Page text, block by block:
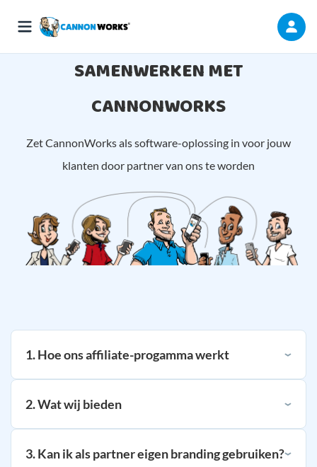
SAMENWERKEN MET
CANNONWORKS
Zet CannonWorks als software-oplossing in voor jouw
klanten door partner van ons te worden
1. Hoe ons affiliate-progamma werkt
2. Wat wij bieden
3. Kan ik als partner eigen branding gebruiken?